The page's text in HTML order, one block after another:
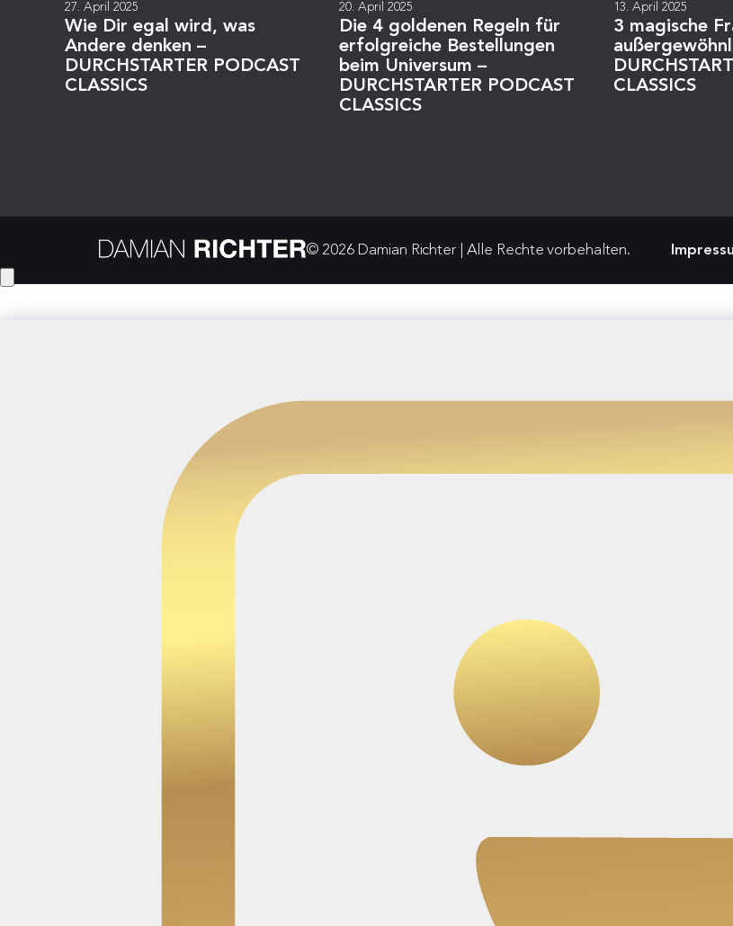
27. April 2025
Wie Dir egal wird, was
Andere denken –
DURCHSTARTER PODCAST
CLASSICS
20. April 2025
Die 4 goldenen Regeln für
erfolgreiche Bestellungen
beim Universum –
DURCHSTARTER PODCAST
CLASSICS
13. April 2025
3 magische
CLASSICS
© 2026 Damian Richter | Alle Rechte vorbehalten.